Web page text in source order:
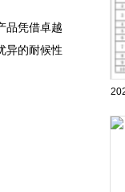
品凭借卓越
异的耐候性
医